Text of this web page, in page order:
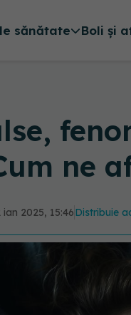
sănătate Boli și
ne
2025, 15:46Distribuie